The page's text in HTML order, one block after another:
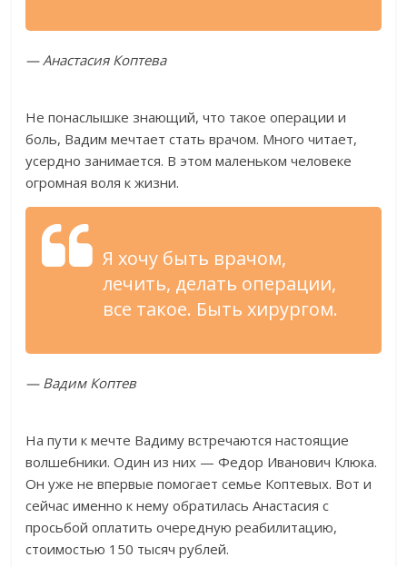
— Анастасия Коптева
Не понаслышке знающий, что такое операции и
боль, Вадим мечтает стать врачом. Много читает,
усердно занимается. В этом маленьком человеке
огромная воля к жизни.
Я хочу быть врачом,
лечить, делать операции,
все такое. Быть хирургом.
— Вадим Коптев
На пути к мечте Вадиму встречаются настоящие
волшебники. Один из них — Федор Иванович Клюка.
Он уже не впервые помогает семье Коптевых. Вот и
сейчас именно к нему обратилась Анастасия с
просьбой оплатить очередную реабилитацию,
стоимостью 150 тысяч рублей.